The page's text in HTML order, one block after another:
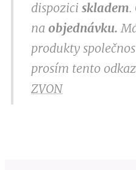
dispozici skladem.
na objednávku.
produkty
prosím tento
ZVON